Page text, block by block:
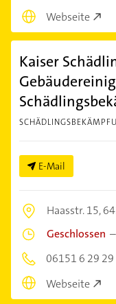
Webseite
Kaiser
E-Mail
Haasstr. 15,
Geschlossen –
06151 6 29 29
Webseite